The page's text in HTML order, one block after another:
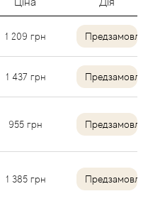
1 209 грн
1 437 грн
955 грн
1 385 грн